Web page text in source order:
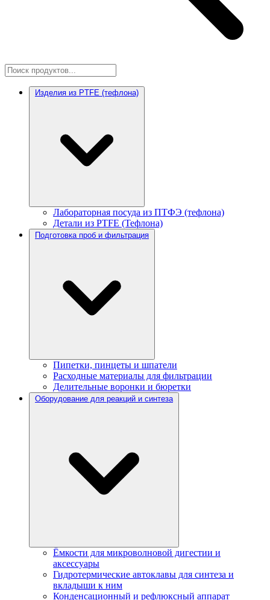
Изделия из PTFE (тефлона)
Лабораторная посуда из ПТФЭ (тефлона)
Детали из PTFE (Тефлона)
Подготовка проб и фильтрация
Пипетки, пинцеты и шпатели
Расходные материалы для фильтрации
Делительные воронки и бюретки
Оборудование для реакций и синтеза
Ёмкости для микроволновой дигестии и
аксессуары
Гидротермические автоклавы для синтеза и
вкладыши к ним
Конденсационный и рефлюксный аппарат